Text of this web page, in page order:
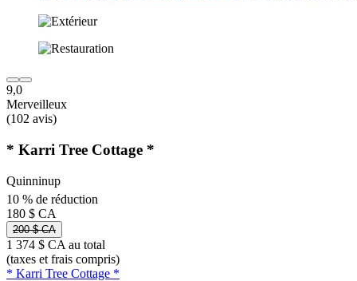
9,0
Merveilleux
(102 avis)
* Karri Tree Cottage *
Quinninup
10 % de réduction
180 $ CA
200 $ CA
1 374 $ CA au total
(taxes et frais compris)
* Karri Tree Cottage *